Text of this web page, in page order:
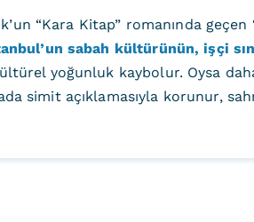
“Kara Kitap” romanında
sabah kültürünün, işçi
yoğunluk kaybolur. Oysa
simit açıklamasıyla korunur,